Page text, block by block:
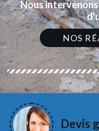
Nous
NOS
Devis